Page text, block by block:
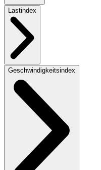
Lastindex
Geschwindigkeitsindex